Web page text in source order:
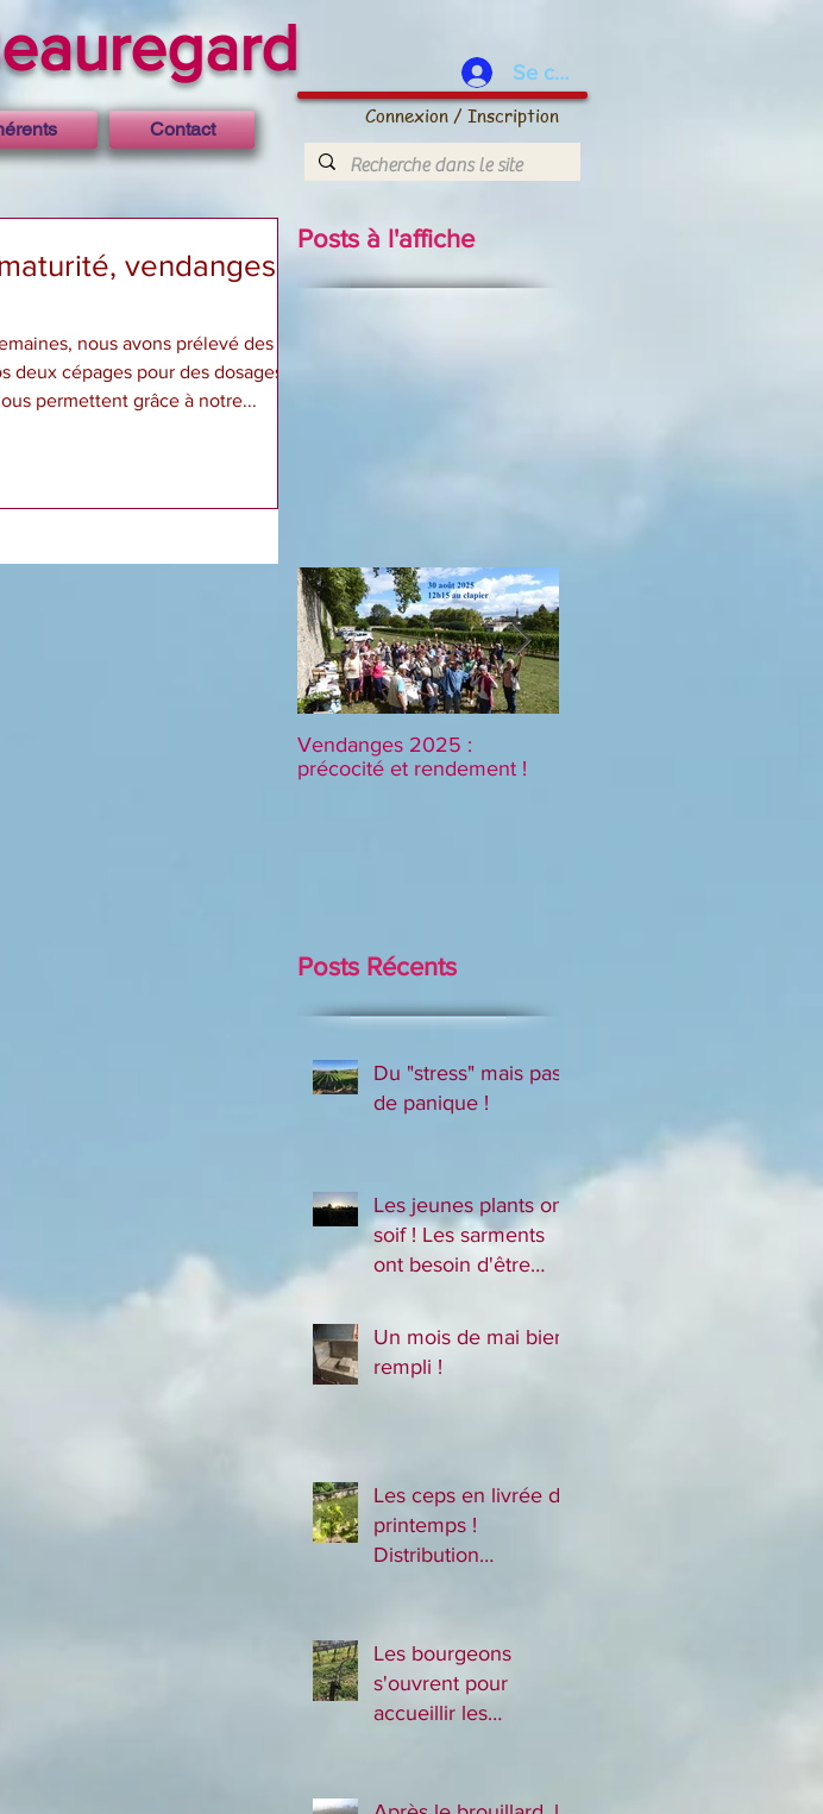
Se connecter
Contact
Connexion / Inscription
vendanges
nous avons prélevé des
deux cépages pour des dosages.
permettent grâce à notre...
Posts à l'affiche
Vendanges 2025 :
précocité et rendement !
Posts Récents
Du "stress" mais pas
de panique !
Les jeunes plants ont
soif ! Les sarments
ont besoin d'être
Un mois de mai bien
rempli !
Les ceps en livrée de
printemps !
Distribution
Les bourgeons
s'ouvrent pour
accueillir les